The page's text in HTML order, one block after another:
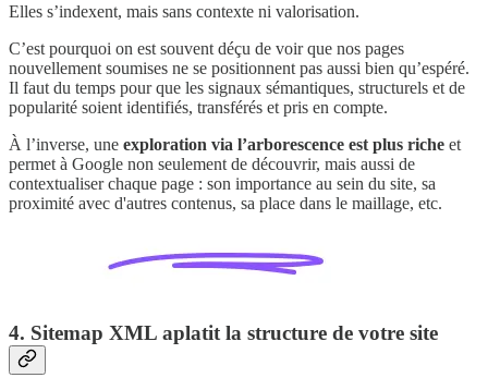
Elles s’indexent, mais sans contexte ni valorisation.
C’est pourquoi on est souvent déçu de voir que nos pages
nouvellement soumises ne se positionnent pas aussi bien qu’espéré.
Il faut du temps pour que les signaux sémantiques, structurels et de
popularité soient identifiés, transférés et pris en compte.
À l’inverse, une exploration via l’arborescence est plus riche et
permet à Google non seulement de découvrir, mais aussi de
contextualiser chaque page : son importance au sein du site, sa
proximité avec d'autres contenus, sa place dans le maillage, etc.
4. Sitemap XML aplatit la structure de votre site